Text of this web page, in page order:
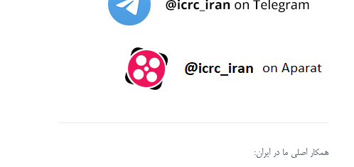
همکار اصلی ما در ایران: